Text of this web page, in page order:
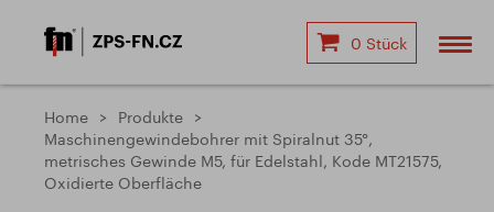
0 Stück
Home
Produkte
Maschinengewindebohrer mit Spiralnut 35°,
metrisches Gewinde M5, für Edelstahl, Kode MT21575,
Oxidierte Oberfläche